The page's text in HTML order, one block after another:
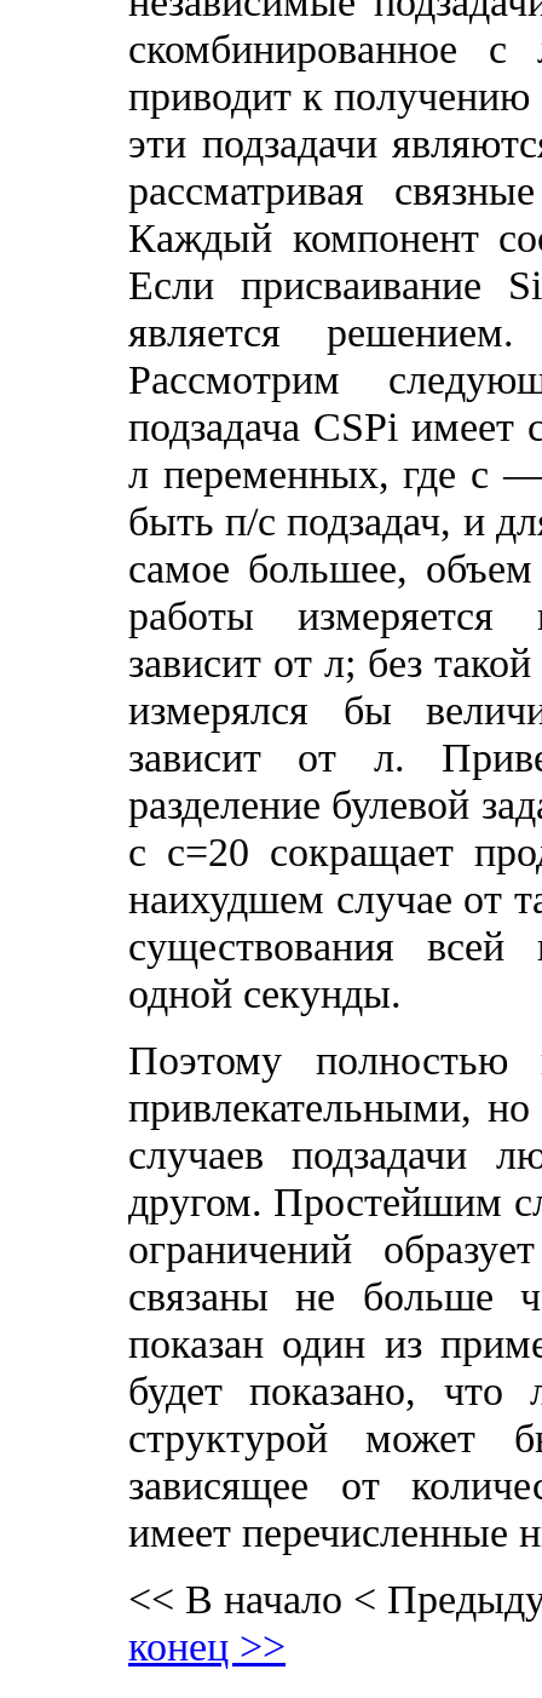
скомбинированное
приводит к
эти подзадачи
рассматривая
Каждый компонент
Если присваивание
является
Рассмотрим
подзадача CSPi имеет
л переменных, где с
быть п/с подзадач, и
самое большее,
работы измеряется
зависит от л; без
измерялся бы
зависит от л.
разделение булевой
с с=20 сокращает
наихудшем случае от
существования
одной секунды.
Поэтому полностью
привлекательными,
случаев подзадачи
другом. Простейшим
ограничений
связаны не больше
показан один из
будет показано, что
структурой может
зависящее от
имеет перечисленные
<< В начало <
конец >>